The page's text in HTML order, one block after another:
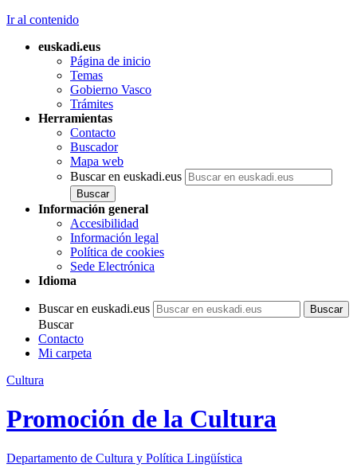
Ir al contenido
euskadi.eus
Página de inicio
Temas
Gobierno Vasco
Trámites
Herramientas
Contacto
Buscador
Mapa web
Buscar en euskadi.eus
Información general
Accesibilidad
Información legal
Política de cookies
Sede Electrónica
Idioma
Buscar en euskadi.eus
Buscar
Contacto
Mi carpeta
Cultura
Promoción de la Cultura
Departamento de Cultura y Política Lingüística